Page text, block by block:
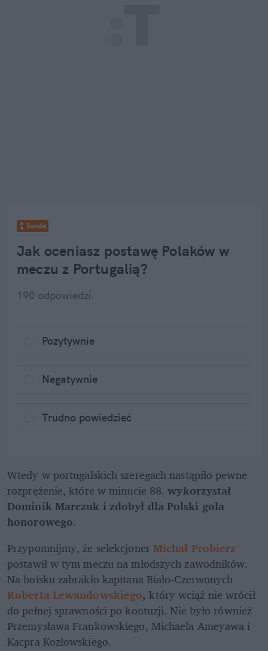
Sonda
Jak oceniasz postawę Polaków w
meczu z Portugalią?
190 odpowiedzi
Pozytywnie
Negatywnie
Trudno powiedzieć
Wtedy w portugalskich szeregach nastąpiło pewne
rozprężenie, które w minucie 88. wykorzystał
Dominik Marczuk i zdobył dla Polski gola
honorowego.
Przypomnijmy, że selekcjonerMichał Probierz
postawił w tym meczu na młodszych zawodników.
Roberta Lewandowskiego, który wciąż nie wrócił
do pełnej sprawności po kontuzji. Nie było również
Przemysława Frankowskiego, Michaela Ameyawa i
Kacpra Kozłowskiego.